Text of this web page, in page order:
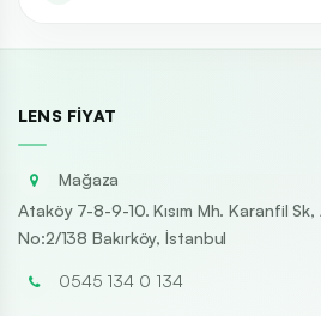
LENS FIYAT
Mağaza
Ataköy 7-8-9-10. Kısım Mh. Karanfil Sk,
No:2/138 Bakırköy, İstanbul
0545 134 0 134